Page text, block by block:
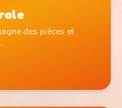
des pièces et